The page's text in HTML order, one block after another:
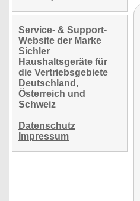
Service- & Support-
Website der Marke
Sichler
Haushaltsgeräte für
die Vertriebsgebiete
Deutschland,
Österreich und
Schweiz
Datenschutz
Impressum